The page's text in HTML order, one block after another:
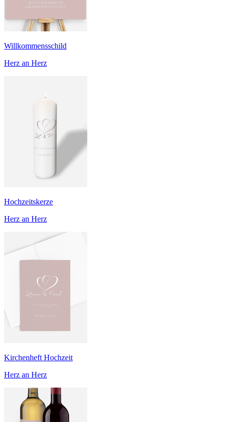
Willkommensschild
Herz an Herz
Hochzeitskerze
Herz an Herz
Kirchenheft Hochzeit
Herz an Herz